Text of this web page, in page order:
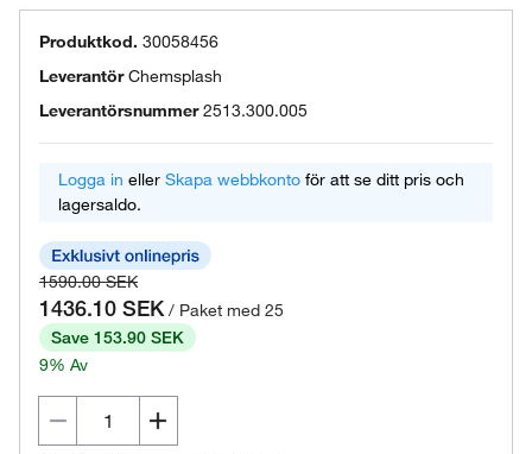
Produktkod. 30058456
LeverantörChemsplash
Leverantörsnummer 2513.300.005
Logga in eller Skapa webbkonto för att se ditt pris och
lagersaldo.
1590.00 SEK
1436.10 SEK / Paket med 25
Save 153.90 SEK
9% Av